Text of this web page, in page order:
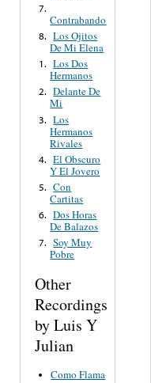
7.
Contrabando
8. Los Ojitos
De Mi Elena
1. Los Dos
Hermanos
2. Delante De
Mi
3. Los
Hermanos
Rivales
4. El Obscuro
Y El Jovero
5. Con
Cartitas
6. Dos Horas
De Balazos
7. Soy Muy
Pobre
Other
Recordings
by Luis Y
Julian
Como Flama